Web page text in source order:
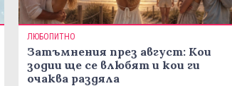
ЛЮБОПИТНО
Затъмнения през август: Кои
зодии ще се влюбят и кои ги
очаква раздяла